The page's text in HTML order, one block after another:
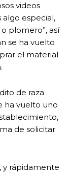
videos
especial,
plomero”, así
se ha vuelto
el material
de raza
ha vuelto uno
de solicitar
y rápidamente